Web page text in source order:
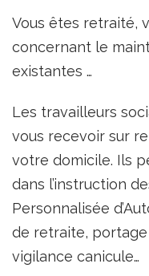
Vous êtes retraité,
concernant le
existantes …
Les travailleurs
vous recevoir sur
votre domicile. Ils
dans l’instruction
Personnalisée
de retraite,
vigilance canicule…